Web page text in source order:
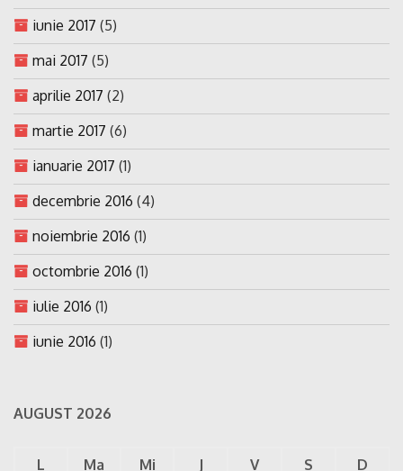
iunie 2017 (5)
mai 2017 (5)
aprilie 2017 (2)
martie 2017 (6)
ianuarie 2017 (1)
decembrie 2016 (4)
noiembrie 2016 (1)
octombrie 2016 (1)
iulie 2016 (1)
iunie 2016 (1)
AUGUST 2026
L Ma Mi J V S D